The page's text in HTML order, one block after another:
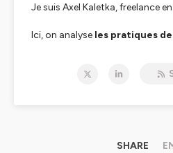
Je suis Axel Kaletka, freelance en
Ici, on analyse les pratiques
Enfin, si tu trouves des choses
SHARE